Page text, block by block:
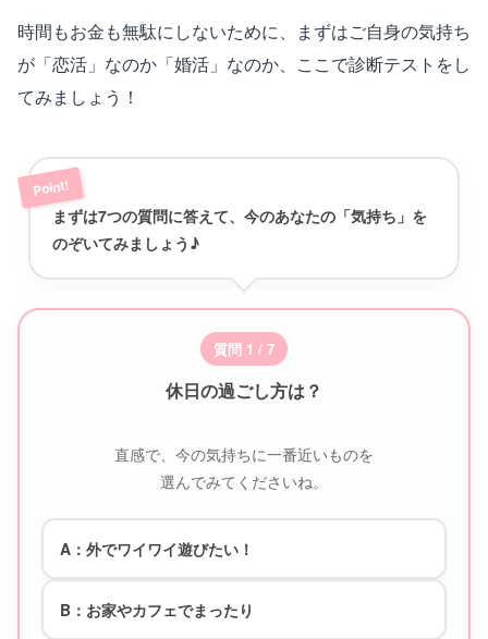
時間もお金も無駄にしないために、まずはご自身の気持ち
が「恋活」なのか「婚活」なのか、ここで診断テストをし
てみましょう！
まずは7つの質問に答えて、今のあなたの「気持ち」を
のぞいてみましょう♪
質問 1 / 7
休日の過ごし方は？
直感で、今の気持ちに一番近いものを
選んでみてくださいね。
A：外でワイワイ遊びたい！
B：お家やカフェでまったり